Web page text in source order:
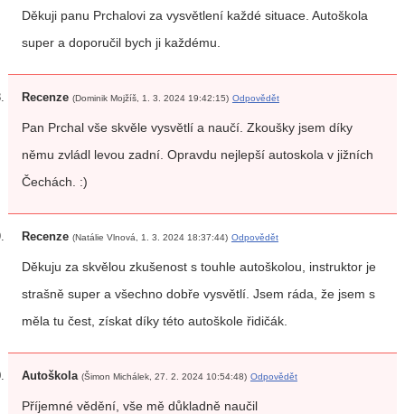
Děkuji panu Prchalovi za vysvětlení každé situace. Autoškola
super a doporučil bych ji každému.
Recenze (Dominik Mojžíš, 1. 3. 2024 19:42:15) Odpovědět
Pan Prchal vše skvěle vysvětlí a naučí. Zkoušky jsem díky
němu zvládl levou zadní. Opravdu nejlepší autoskola v jižních
Čechách. :)
Recenze (Natálie Vlnová, 1. 3. 2024 18:37:44) Odpovědět
Děkuju za skvělou zkušenost s touhle autoškolou, instruktor je
strašně super a všechno dobře vysvětlí. Jsem ráda, že jsem s
měla tu čest, získat díky této autoškole řidičák.
Autoškola (Šimon Michálek, 27. 2. 2024 10:54:48) Odpovědět
Příjemné vědění, vše mě důkladně naučil